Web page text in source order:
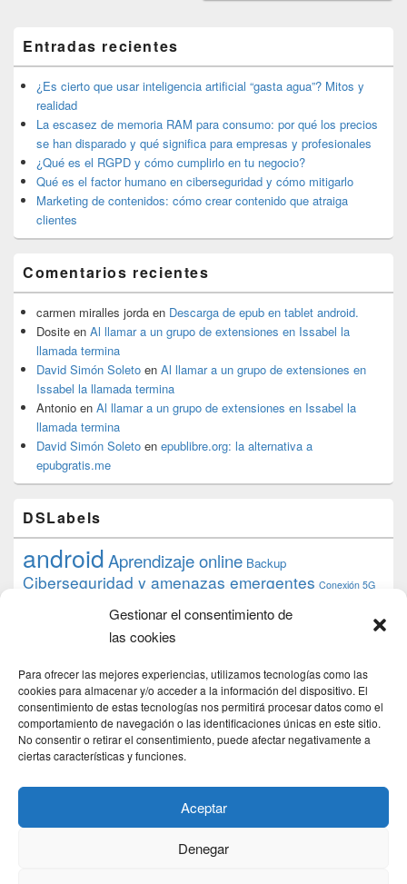
Gestionar el consentimiento de
las cookies
Para ofrecer las mejores experiencias, utilizamos tecnologías como las
cookies para almacenar y/o acceder a la información del dispositivo. El
consentimiento de estas tecnologías nos permitirá procesar datos como el
comportamiento de navegación o las identificaciones únicas en este sitio.
No consentir o retirar el consentimiento, puede afectar negativamente a
ciertas características y funciones.
Aceptar
Denegar
widget
barra
lateral
primaria
Entradas recientes
¿Es cierto que usar inteligencia artificial “gasta agua”? Mitos y
realidad
La escasez de memoria RAM para consumo: por qué los precios
se han disparado y qué significa para empresas y profesionales
¿Qué es el RGPD y cómo cumplirlo en tu negocio?
Qué es el factor humano en ciberseguridad y cómo mitigarlo
Marketing de contenidos: cómo crear contenido que atraiga
clientes
Comentarios recientes
carmen miralles jorda en Descarga de epub en tablet android.
Dosite en Al llamar a un grupo de extensiones en Issabel la
llamada termina
David Simón Soleto en Al llamar a un grupo de extensiones en
Issabel la llamada termina
Antonio en Al llamar a un grupo de extensiones en Issabel la
llamada termina
David Simón Soleto en epublibre.org: la alternativa a
epubgratis.me
DSLabels
androidAprendizaje online Backup
Ciberseguridad y amenazas emergentes Conexión 5G
datos debian desarrollo web
Formación Google
iphone
proyecto PS4 python Raspberryraspberrypi
raspbian review Servidor Web Sostenibilidad
tecnológicaTecnología torrent
transmissiontutorial ubuntu server Windows